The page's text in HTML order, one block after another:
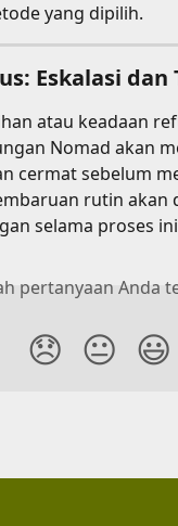
yang dipilih.
Eskalasi
atau keadaan
Nomad akan
cermat sebelum
rutin akan
selama proses
pertanyaan Anda
😞 😐 😃